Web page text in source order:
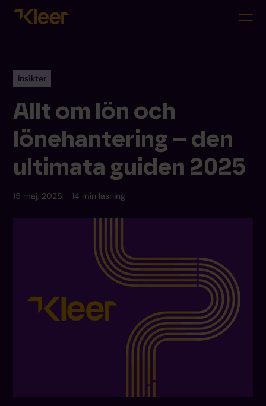
Insikter
Allt om lön och
lönehantering – den
ultimata guiden 2025
15 maj, 2025 14 min läsning